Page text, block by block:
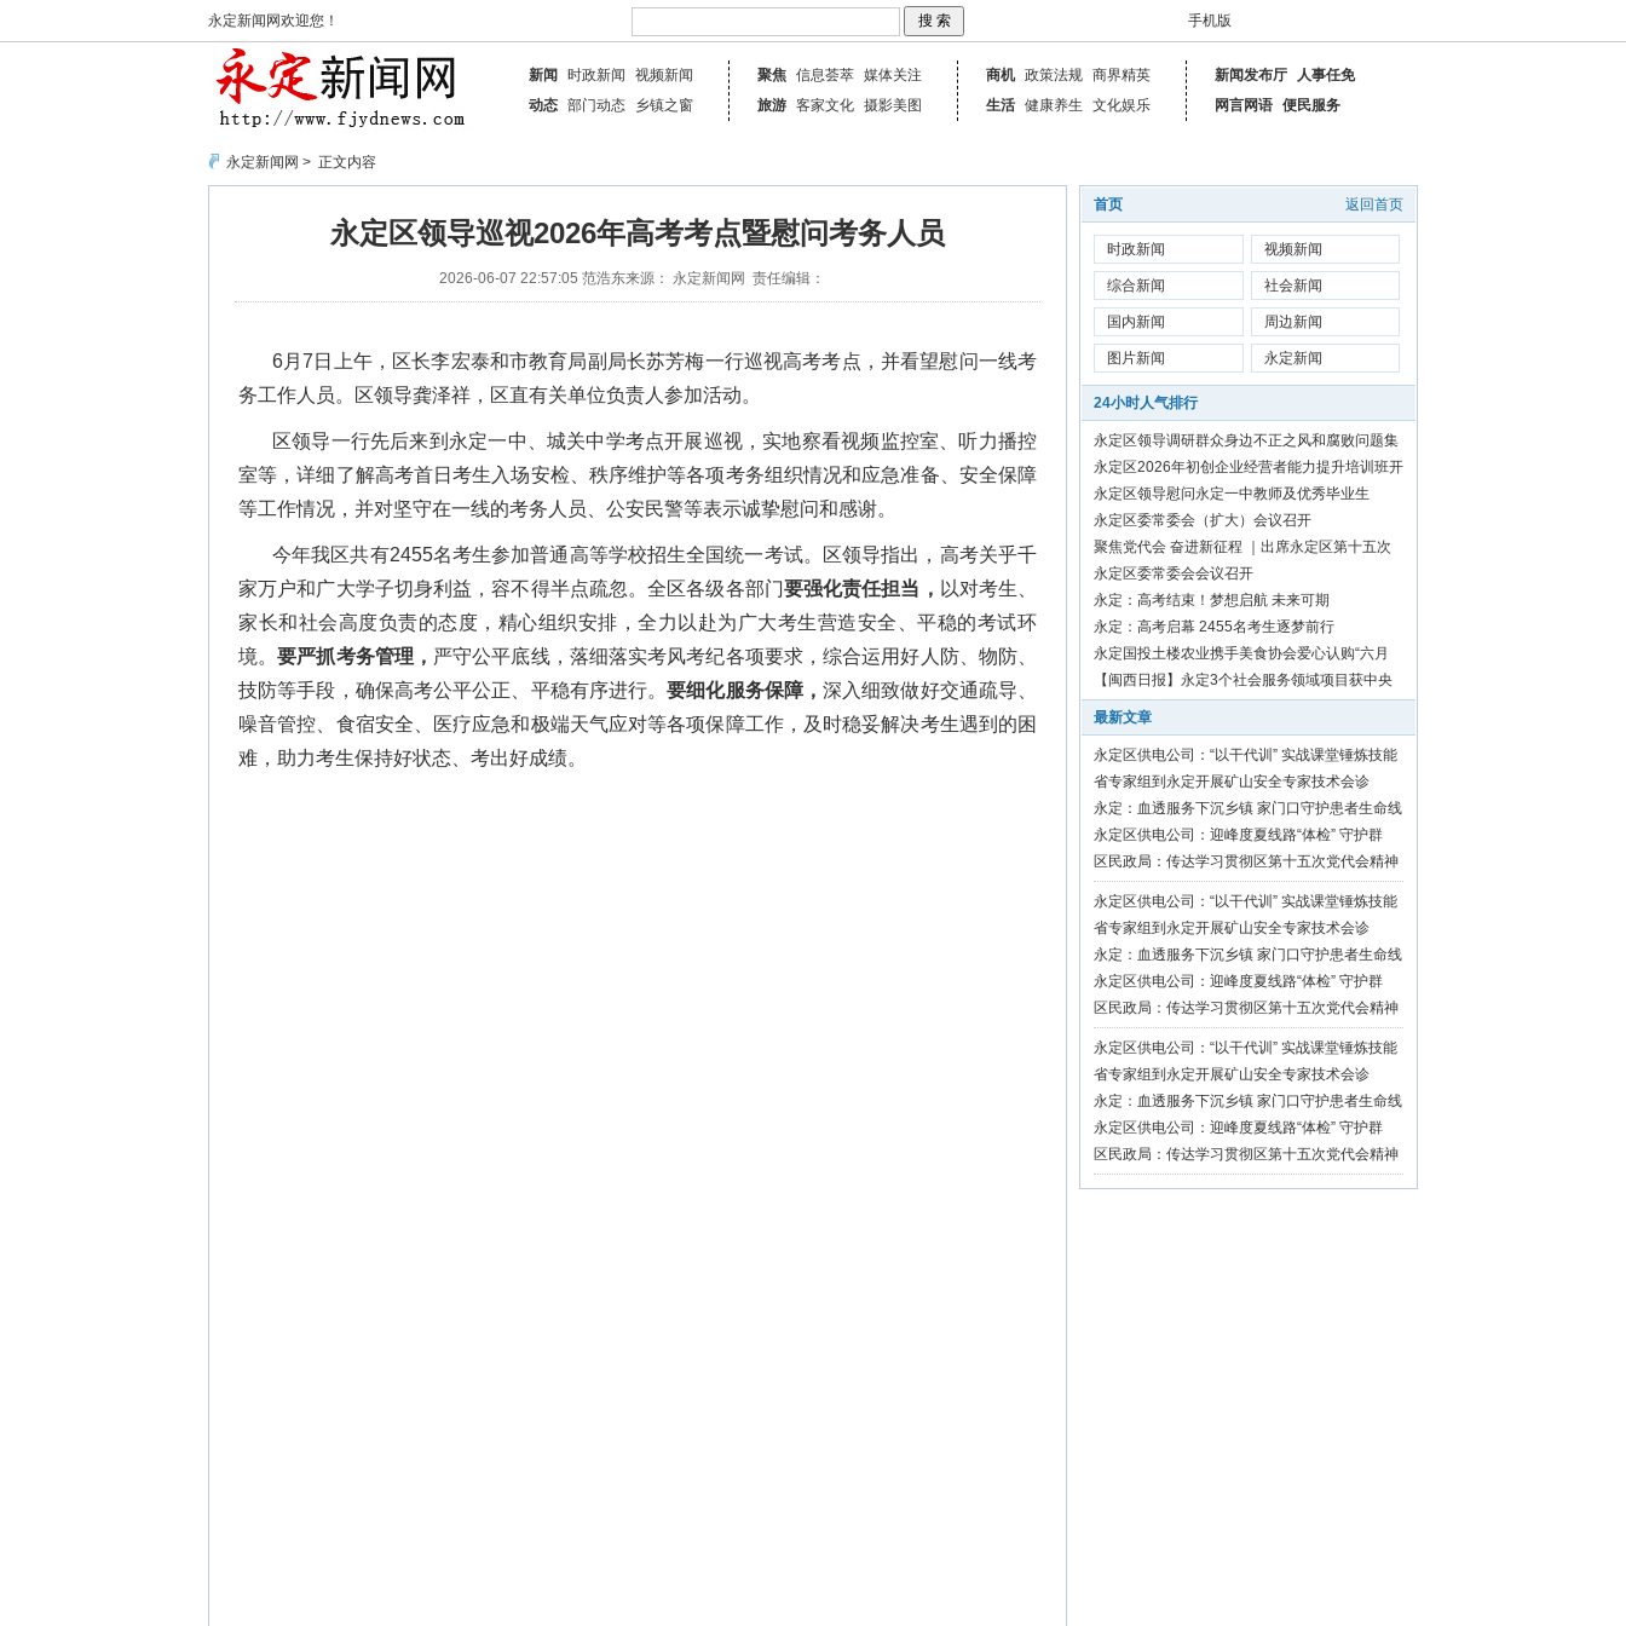
永定新闻网欢迎您！ 手机版
新闻 时政新闻
视频新闻
动态 部门动态 乡镇之窗
聚焦 信息荟萃 媒体关注
旅游 客家文化 摄影美图
商机 政策法规 商界精英
生活 健康养生 文化娱乐
新闻发布厅
人事任免
网言网语 便民服务
永定新闻网 > 正文内容
永定区领导巡视2026年高考考点暨慰问考务人员
2026-06-07 22:57:05 范浩东来源： 永定新闻网 责任编辑：
6月7日上午，区长李宏泰和市教育局副局长苏芳梅一行巡视高考考点，并看望慰问一线考
务工作人员。区领导龚泽祥，区直有关单位负责人参加活动。
区领导一行先后来到永定一中、城关中学考点开展巡视，实地察看视频监控室、听力播控
室等，详细了解高考首日考生入场安检、秩序维护等各项考务组织情况和应急准备、安全保障
等工作情况，并对坚守在一线的考务人员、公安民警等表示诚挚慰问和感谢。
今年我区共有2455名考生参加普通高等学校招生全国统一考试。区领导指出，高考关乎千
家万户和广大学子切身利益，容不得半点疏忽。全区各级各部门要强化责任担当， 以对考生、
家长和社会高度负责的态度，精心组织安排，全力以赴为广大考生营造安全、平稳的考试环
境。要严抓考务管理， 严守公平底线，落细落实考风考纪各项要求，综合运用好人防、物防、
技防等手段，确保高考公平公正、平稳有序进行。要细化服务保障，深入细致做好交通疏导、
噪音管控、食宿安全、医疗应急和极端天气应对等各项保障工作，及时稳妥解决考生遇到的困
难，助力考生保持好状态、考出好成绩。
返回首页
首页
时政新闻 视频新闻
综合新闻 社会新闻
国内新闻 周边新闻
图片新闻 永定新闻
24小时人气排行
永定区领导调研群众身边不正之风和腐败问题集
中整治工作
永定区2026年初创企业经营者能力提升培训班开
始报名啦！
永定区领导慰问永定一中教师及优秀毕业生
永定区委常委会（扩大）会议召开
聚焦党代会 奋进新征程 ｜出席永定区第十五次
党代会代表向大会报到
永定区委常委会会议召开
永定：高考结束！梦想启航 未来可期
永定：高考启幕 2455名考生逐梦前行
永定国投土楼农业携手美食协会爱心认购“六月
红”芋1500斤
【闽西日报】永定3个社会服务领域项目获中央
资金补助
最新文章
永定区供电公司：“以干代训” 实战课堂锤炼技能
硬功
省专家组到永定开展矿山安全专家技术会诊
永定：血透服务下沉乡镇 家门口守护患者生命线
永定区供电公司：迎峰度夏线路“体检” 守护群
众“清凉度夏”
区民政局：传达学习贯彻区第十五次党代会精神
永定区供电公司：“以干代训” 实战课堂锤炼技能
硬功
省专家组到永定开展矿山安全专家技术会诊
永定：血透服务下沉乡镇 家门口守护患者生命线
永定区供电公司：迎峰度夏线路“体检” 守护群
众“清凉度夏”
区民政局：传达学习贯彻区第十五次党代会精神
永定区供电公司：“以干代训” 实战课堂锤炼技能
硬功
省专家组到永定开展矿山安全专家技术会诊
永定：血透服务下沉乡镇 家门口守护患者生命线
永定区供电公司：迎峰度夏线路“体检” 守护群
众“清凉度夏”
区民政局：传达学习贯彻区第十五次党代会精神